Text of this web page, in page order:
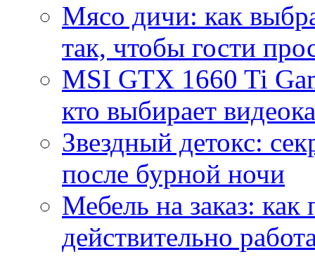
Мясо дичи: как
так, чтобы гости
MSI GTX 1660 Ti
кто выбирает
Звездный детокс:
после бурной ночи
Мебель на заказ:
действительно